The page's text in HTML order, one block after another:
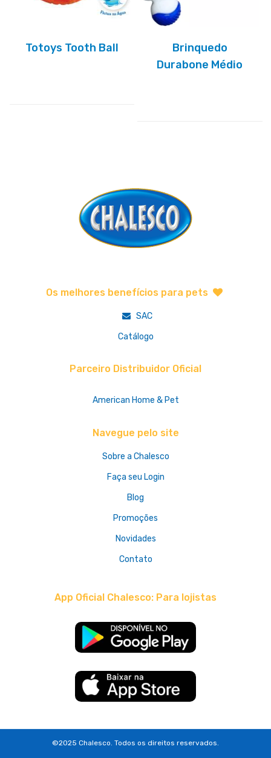
Totoys Tooth Ball
Brinquedo
Durabone Médio
Os melhores benefícios para pets
SAC
Catálogo
Parceiro Distribuidor Oficial
American Home & Pet
Navegue pelo site
Sobre a Chalesco
Faça seu Login
Blog
Promoções
Novidades
Contato
App Oficial Chalesco: Para lojistas
©2025 Chalesco. Todos os direitos reservados.